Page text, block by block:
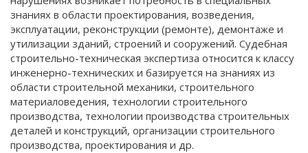
знаниях в области проектирования, возведения,
эксплуатации, реконструкции (ремонте), демонтаже и
утилизации зданий, строений и сооружений. Судебная
строительно-техническая экспертиза относится к классу
инженерно-технических и базируется на знаниях из
области строительной механики, строительного
материаловедения, технологии строительного
производства, технологии производства строительных
деталей и конструкций, организации строительного
производства, проектирования и др.